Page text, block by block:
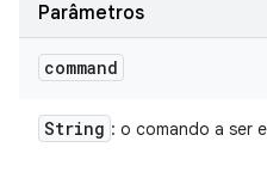
Parâmetros
command
String : o comando a ser